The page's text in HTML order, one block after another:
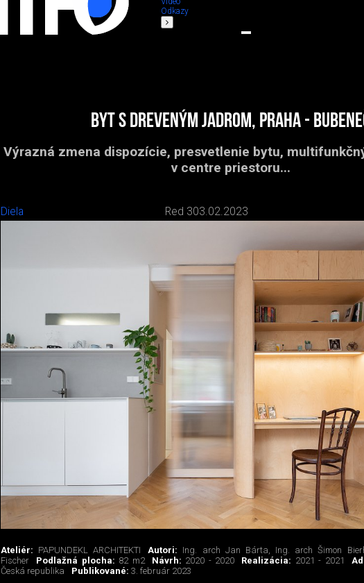
Odkazy
Byt s dreveným jadrom, Praha -
Výrazná zmena dispozície, presvetlenie bytu,
v centre priestoru...
Diela Red 303.02.2023
Ateliér: PAPUNDEKL ARCHITEKTI Autori: Ing. arch Jan Bárta, Ing. arch Šimon
Fischer
Podlažná plocha: 82 m2 Návrh: 2020 - 2020 Realizácia: 2021 - 2021
Česká republika
Publikované: 3. február 2023